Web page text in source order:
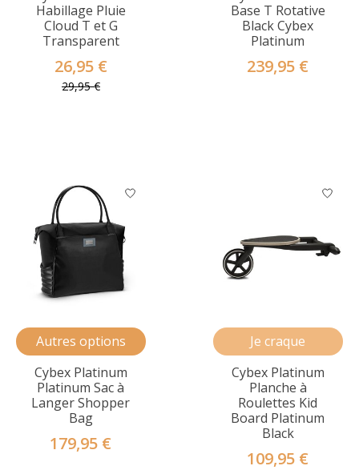
Habillage Pluie
Cloud T et G
Transparent
26,95 €
29,95 €
Base T Rotative
Black Cybex
Platinum
239,95 €
Autres options
Cybex Platinum
Platinum Sac à
Langer Shopper
Bag
179,95 €
Je craque
Cybex Platinum
Planche à
Roulettes Kid
Board Platinum
Black
109,95 €